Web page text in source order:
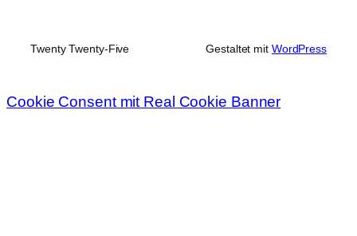
Twenty Twenty-Five Gestaltet mit WordPress
Cookie Consent mit Real Cookie Banner